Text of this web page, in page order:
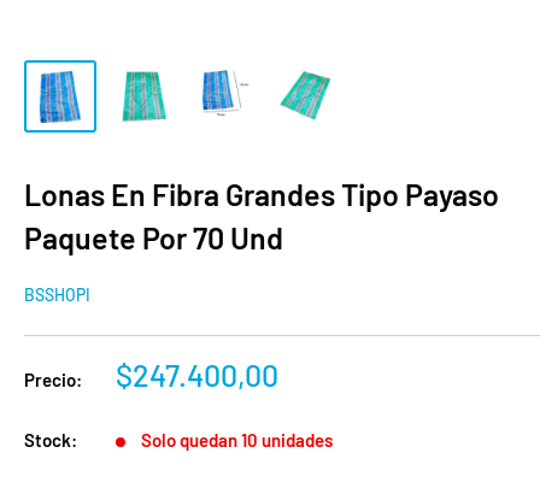
Lonas En Fibra Grandes Tipo Payaso
Paquete Por 70 Und
BSSHOPI
Precio:
Precio
venta
$247.400,00
Stock: Solo quedan 10 unidades